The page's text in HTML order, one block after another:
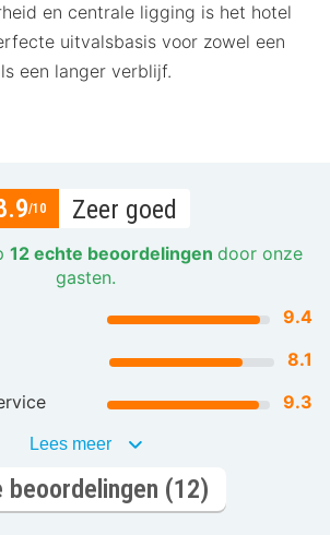
en centrale ligging is het hotel
uitvalsbasis voor zowel een
een langer verblijf.
/10 Zeer goed
12 echte beoordelingen door onze
gasten.
9.4
8.1
9.3
Lees meer
beoordelingen (12)